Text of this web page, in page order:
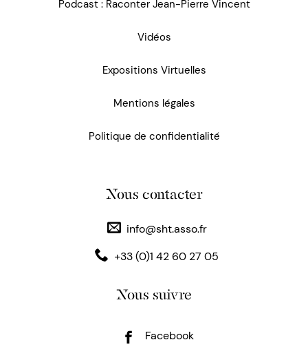
Podcast : Raconter Jean-Pierre Vincent
Vidéos
Expositions Virtuelles
Mentions légales
Politique de confidentialité
Nous contacter
info@sht.asso.fr
+33 (0)1 42 60 27 05
Nous suivre
Facebook